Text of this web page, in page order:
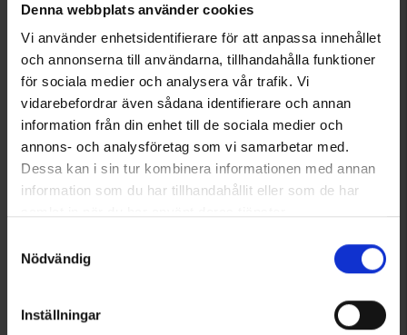
Denna webbplats använder cookies
Vi använder enhetsidentifierare för att anpassa innehållet
och annonserna till användarna, tillhandahålla funktioner
för sociala medier och analysera vår trafik. Vi
vidarebefordrar även sådana identifierare och annan
information från din enhet till de sociala medier och
annons- och analysföretag som vi samarbetar med.
Dessa kan i sin tur kombinera informationen med annan
information som du har tillhandahållit eller som de har
Nödvändig
Inställningar
High Mountain
3842
55 €
High Mountain
1019
4.6 5:sta tähdestä